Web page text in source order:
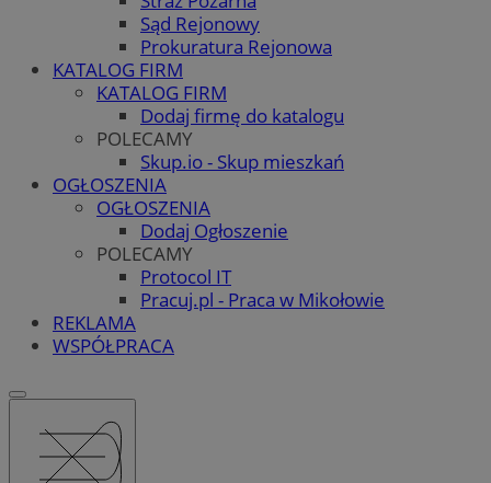
Sąd Rejonowy
Prokuratura Rejonowa
KATALOG FIRM
KATALOG FIRM
Dodaj firmę do katalogu
POLECAMY
Skup.io - Skup mieszkań
OGŁOSZENIA
OGŁOSZENIA
Dodaj Ogłoszenie
POLECAMY
Protocol IT
Pracuj.pl - Praca w Mikołowie
REKLAMA
WSPÓŁPRACA